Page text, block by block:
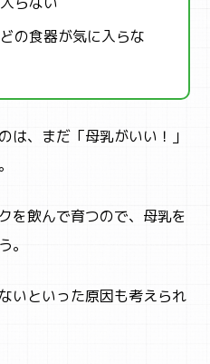
の食器が気に入らな
は、まだ「母乳がいい！」
を飲んで育つので、母乳を
。
いといった原因も考えられ